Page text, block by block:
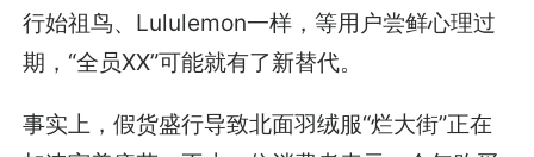
行始祖鸟、Lululemon一样，等用户尝鲜心理过
期，“全员XX”可能就有了新替代。
事实上，假货盛行导致北面羽绒服“烂大街”正在